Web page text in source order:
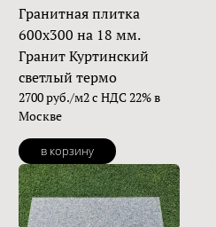
Гранитная плитка
600х300 на 18 мм.
Гранит Куртинский
светлый термо
2700 руб./м2 с НДС 22% в
Москве
в корзину